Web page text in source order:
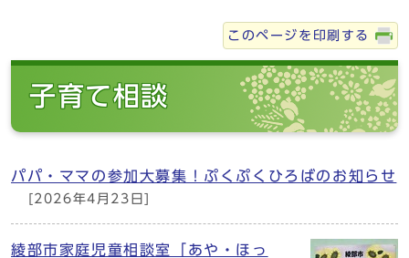
このページを印刷する
子育て相談
パパ・ママの参加大募集！ぷくぷくひろばのお知らせ
[2026年4月23日]
綾部市家庭児童相談室「あや・ほっ